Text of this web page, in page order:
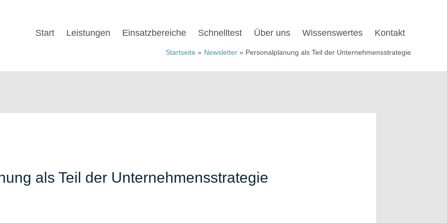
Start Leistungen Einsatz­be­reiche Schnelltest Über uns Wissens­wertes Kontakt
Startseite Newsletter Personalplanung als Teil der Unternehmensstrategie
als Teil der Unternehmensstrategie